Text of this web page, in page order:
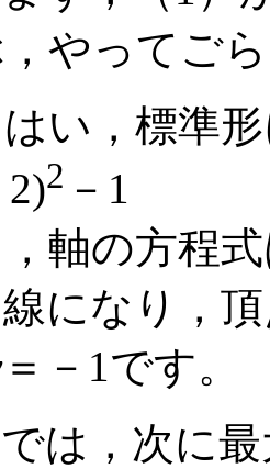
やってご
い，標準
2)2 －1
軸の方程
になり，
＝－1です。
は，次に